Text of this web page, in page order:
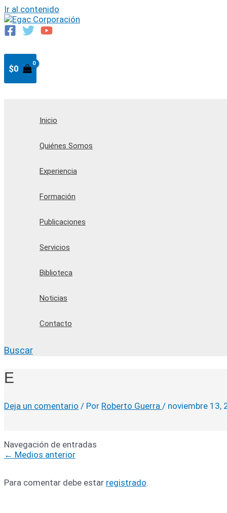
Ir al contenido
$0
Inicio
Quiénes Somos
Experiencia
Formación
Publicaciones
Servicios
Biblioteca
Noticias
Contacto
Buscar
E
Deja un comentario / Por Roberto Guerra / noviembre 13,
Navegación de entradas
← Medios anterior
Para comentar debe estar registrado.